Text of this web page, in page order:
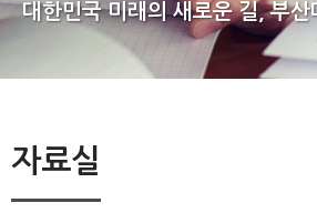
대한민국 미래의 새로운 길, 부산
자료실